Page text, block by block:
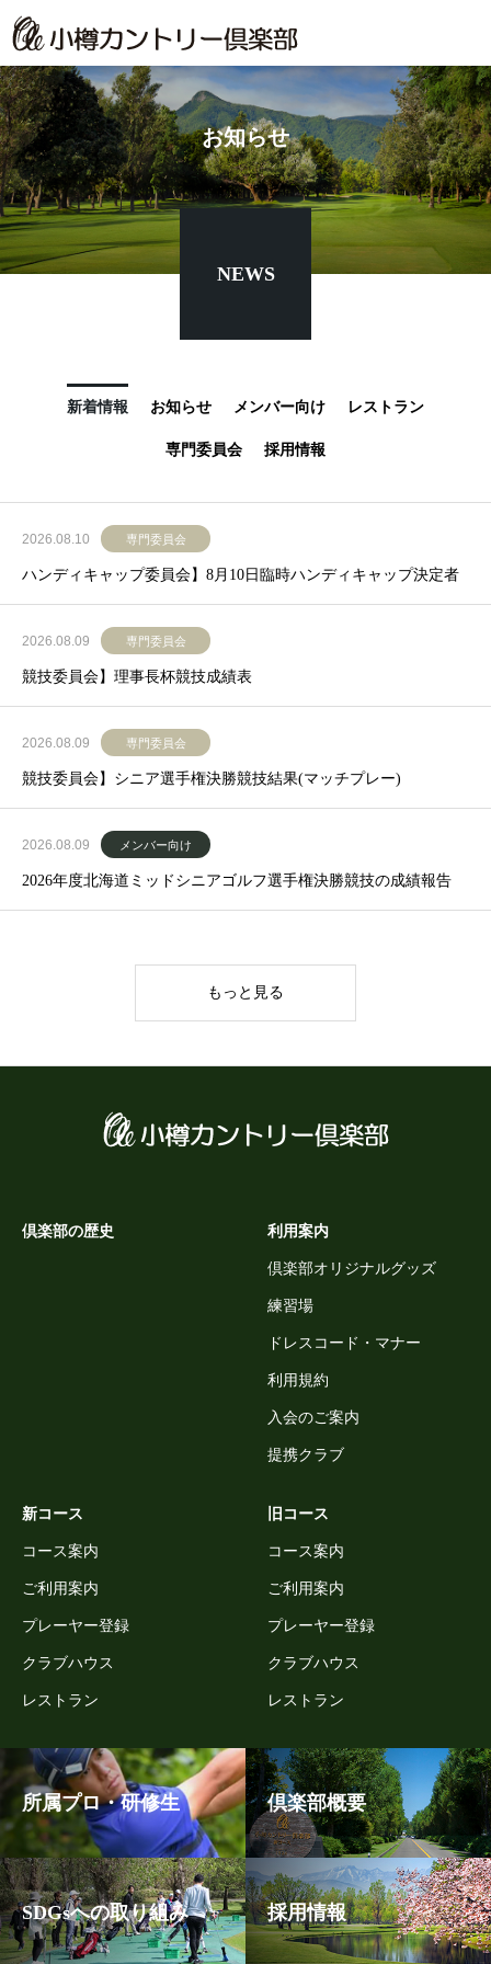
お知らせ
NEWS
新着情報 お知らせ メンバー向け レストラン
専門委員会 採用情報
2026.08.10 専門委員会
ハンディキャップ委員会】8月10日臨時ハンディキャップ決定者
2026.08.09 専門委員会
競技委員会】理事長杯競技成績表
2026.08.09 専門委員会
競技委員会】シニア選手権決勝競技結果(マッチプレー)
2026.08.09 メンバー向け
2026年度北海道ミッドシニアゴルフ選手権決勝競技の成績報告
もっと見る
倶楽部の歴史 利用案内
倶楽部オリジナルグッズ
練習場
ドレスコード・マナー
利用規約
入会のご案内
提携クラブ
新コース
コース案内
ご利用案内
プレーヤー登録
クラブハウス
レストラン
旧コース
コース案内
ご利用案内
プレーヤー登録
クラブハウス
レストラン
所属プロ・研修生 倶楽部概要
SDGsへの取り組み 採用情報